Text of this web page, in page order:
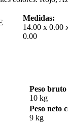
Medidas:
14.00 x 0.00
0.00
Peso
10 kg
Peso neto
9 kg